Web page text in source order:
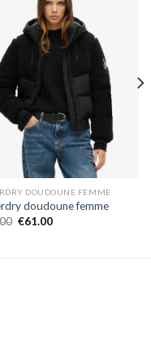
DOUDOUNE FEMME
doudoune femme
€61.00